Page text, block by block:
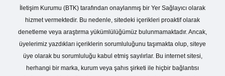
İletişim Kurumu (BTK) tarafından onaylanmış bir Yer Sağlayıcı olarak
hizmet vermektedir. Bu nedenle, sitedeki içerikleri proaktif olarak
denetleme veya araştırma yükümlülüğümüz bulunmamaktadır. Ancak,
üyelerimiz yazdıkları içeriklerin sorumluluğunu taşımakta olup, siteye
üye olarak bu sorumluluğu kabul etmiş sayılırlar. Bu internet sitesi,
herhangi bir marka, kurum veya şahıs şirketi ile hiçbir bağlantısı